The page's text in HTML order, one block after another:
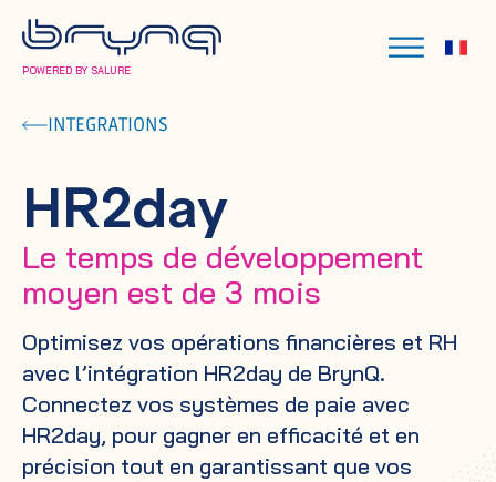
POWERED BY SALURE
INTEGRATIONS
HR2day
Le temps de développement
moyen est de 3 mois
Optimisez vos opérations financières et RH
avec l’intégration HR2day de BrynQ.
Connectez vos systèmes de paie avec
HR2day, pour gagner en efficacité et en
précision tout en garantissant que vos